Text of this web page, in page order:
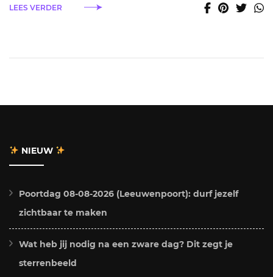
LEES VERDER
NIEUW
Poortdag 08-08-2026 (Leeuwenpoort): durf jezelf
zichtbaar te maken
Wat heb jij nodig na een zware dag? Dit zegt je
sterrenbeeld